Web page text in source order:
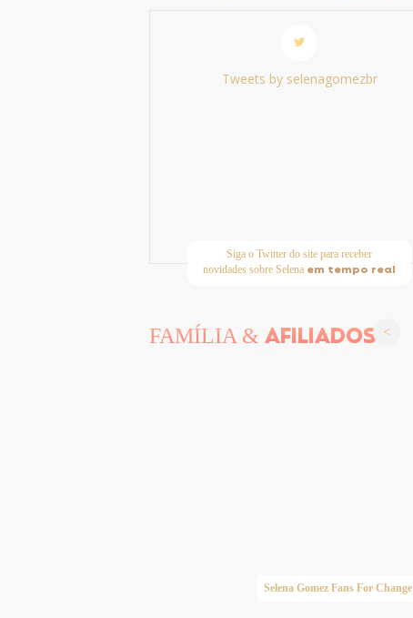
Tweets by selenagomezbr
Siga o Twitter do site para receber
novidades sobre Selena em tempo real
FAMÍLIA & AFILIADOS
Selena Gomez Fans For Change